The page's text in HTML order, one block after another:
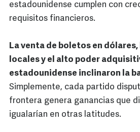
estadounidense cumplen con
requisitos financieros.
La venta de boletos en
locales y el alto poder
estadounidense inclinaron la
Simplemente, cada partido
frontera genera ganancias que
igualarían en otras latitudes.